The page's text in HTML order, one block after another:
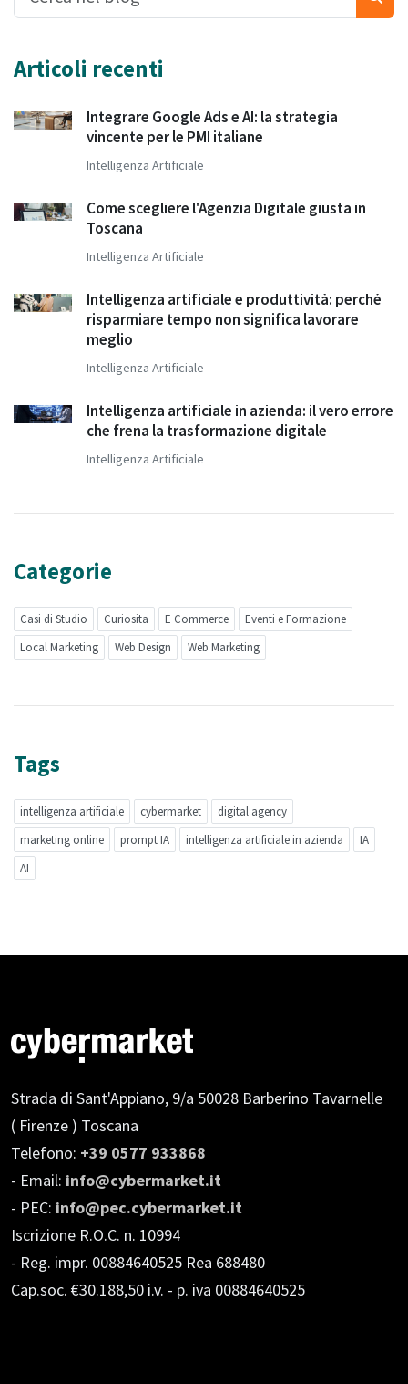
Articoli recenti
Integrare Google Ads e AI: la strategia
vincente per le PMI italiane
Intelligenza Artificiale
Come scegliere l'Agenzia Digitale giusta in
Toscana
Intelligenza Artificiale
Intelligenza artificiale e produttività: perché
risparmiare tempo non significa lavorare
meglio
Intelligenza Artificiale
Intelligenza artificiale in azienda: il vero errore
che frena la trasformazione digitale
Intelligenza Artificiale
Categorie
Casi di Studio Curiosita E Commerce
Eventi e Formazione
Local Marketing
Web Design Web Marketing
Tags
intelligenza artificiale cybermarket
digital agency
marketing online
prompt IA intelligenza artificiale in azienda
IA
AI
Strada di Sant'Appiano, 9/a 50028 Barberino Tavarnelle
( Firenze ) Toscana
Telefono: +39 0577 933868
- Email: info@cybermarket.it
- PEC: info@pec.cybermarket.it
Iscrizione R.O.C. n. 10994
- Reg. impr. 00884640525 Rea 688480
Cap.soc. €30.188,50 i.v. - p. iva 00884640525